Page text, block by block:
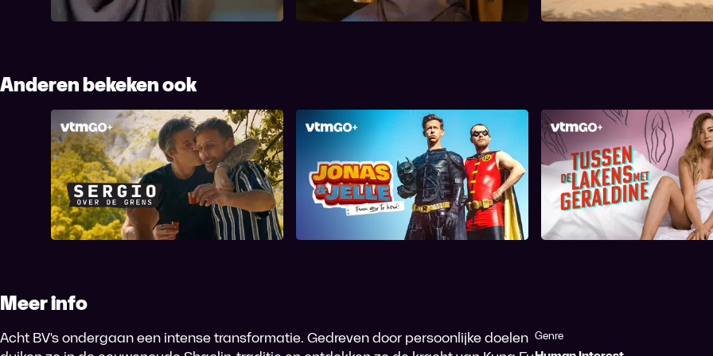
wijsheden beginnen ze aan een...
Master haar nieu...
inspanningen tijdens een opd...
Anderen bekeken ook
Sergio Over De Grens
Jonas en Jelle: from zero to
hero
Tussen de lakens
Geraldine
Meer info
Acht BV's ondergaan een intense transformatie. Gedreven door persoonlijke doelen Genre